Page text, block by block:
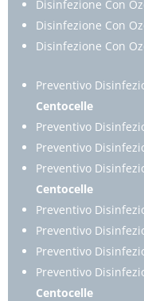
Disinfezione Con
Disinfezione Con
Disinfezione Con
Preventivo
Centocelle
Preventivo
Preventivo
Preventivo
Centocelle
Preventivo
Preventivo
Preventivo
Preventivo
Centocelle